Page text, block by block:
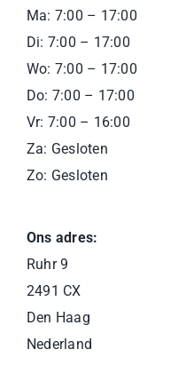
Ma: 7:00 – 17:00
Di: 7:00 – 17:00
Wo: 7:00 – 17:00
Do: 7:00 – 17:00
Vr: 7:00 – 16:00
Za: Gesloten
Zo: Gesloten
Ons adres:
Ruhr 9
2491 CX
Den Haag
Nederland